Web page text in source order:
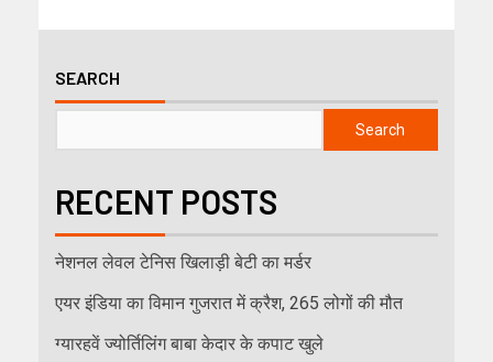
SEARCH
Search
RECENT POSTS
नेशनल लेवल टेनिस खिलाड़ी बेटी का मर्डर
एयर इंडिया का विमान गुजरात में क्रैश, 265 लोगों की मौत
ग्यारहवें ज्योर्तिलिंग बाबा केदार के कपाट खुले